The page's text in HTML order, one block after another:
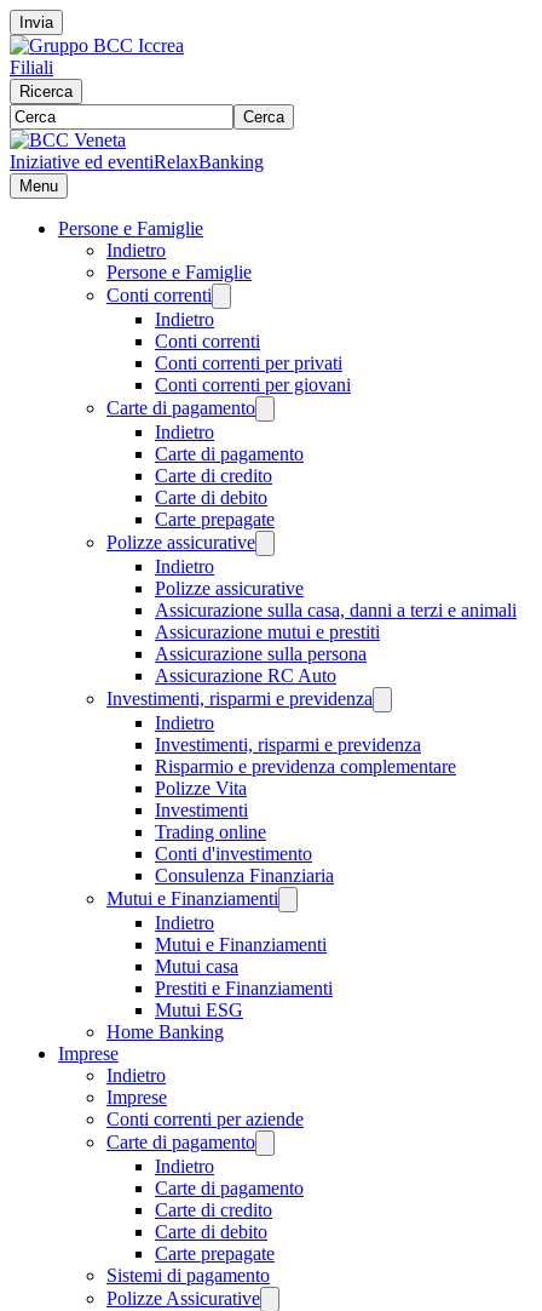
Invia
Filiali
Ricerca
Cerca
Iniziative ed eventiRelaxBanking
Menu
Persone e Famiglie
Indietro
Persone e Famiglie
Conti correnti
Indietro
Conti correnti
Conti correnti per privati
Conti correnti per giovani
Carte di pagamento
Indietro
Carte di pagamento
Carte di credito
Carte di debito
Carte prepagate
Polizze assicurative
Indietro
Polizze assicurative
Assicurazione sulla casa, danni a terzi e animali
Assicurazione mutui e prestiti
Assicurazione sulla persona
Assicurazione RC Auto
Investimenti, risparmi e previdenza
Indietro
Investimenti, risparmi e previdenza
Risparmio e previdenza complementare
Polizze Vita
Investimenti
Trading online
Conti d'investimento
Consulenza Finanziaria
Mutui e Finanziamenti
Indietro
Mutui e Finanziamenti
Mutui casa
Prestiti e Finanziamenti
Mutui ESG
Home Banking
Imprese
Indietro
Imprese
Conti correnti per aziende
Carte di pagamento
Indietro
Carte di pagamento
Carte di credito
Carte di debito
Carte prepagate
Sistemi di pagamento
Polizze Assicurative